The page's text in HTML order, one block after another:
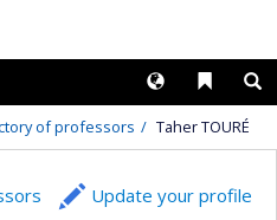
Liens
Langues
of professors Taher TOURÉ
Update your profile